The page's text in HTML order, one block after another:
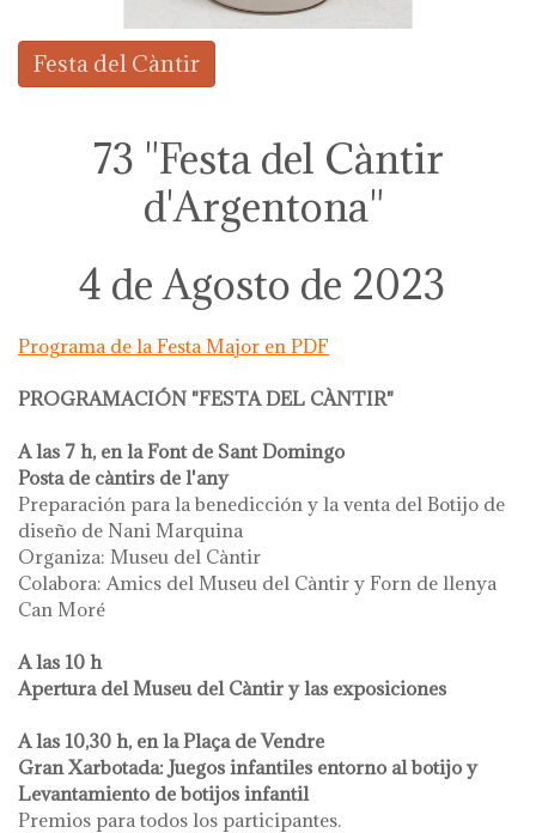
Festa del Càntir
73 "Festa del Càntir
d'Argentona"
4 de Agosto de 2023
Programa de la Festa Major en PDF
PROGRAMACIÓN "FESTA DEL CÀNTIR"
A las 7 h, en la Font de Sant Domingo
Posta de càntirs de l'any
Preparación para la benedicción y la venta del Botijo de
diseño de Nani Marquina
Organiza: Museu del Càntir
Colabora: Amics del Museu del Càntir y Forn de llenya
Can Moré
A las 10 h
Apertura del Museu del Càntir y las exposiciones
A las 10,30 h, en la Plaça de Vendre
Gran Xarbotada: Juegos infantiles entorno al botijo y
Levantamiento de botijos infantil
Premios para todos los participantes.